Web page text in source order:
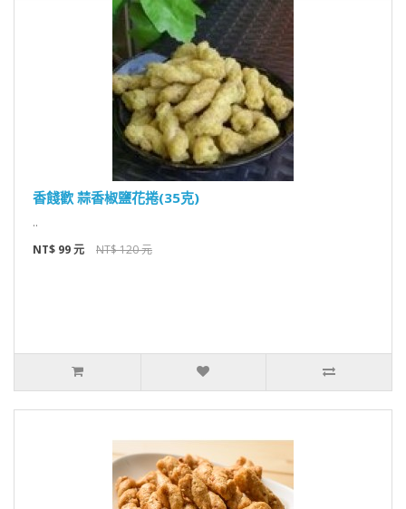
香餞歡 蒜香椒鹽花捲(35克)
..
NT$ 99 元
NT$ 120 元